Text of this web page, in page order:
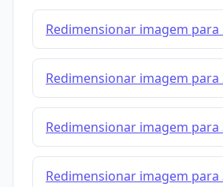
Redimensionar imagem para
Redimensionar imagem para
Redimensionar imagem para
Redimensionar imagem para